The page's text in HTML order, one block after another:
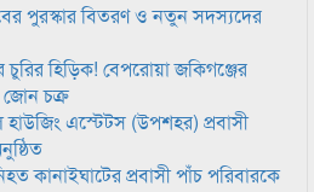
পুরস্কার বিতরণ ও নতুন সদস্যদের
হিড়িক! বেপরোয়া জকিগঞ্জের
জোন চক্র
এস্টেটস (উপশহর) প্রবাসী
কানাইঘাটের প্রবাসী পাঁচ পরিবারকে